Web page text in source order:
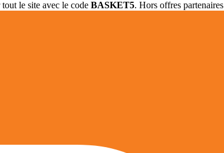
le site avec le code BASKET5. Hors offres partenaires